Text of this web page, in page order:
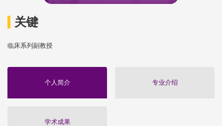
关键
临床系列副教授
个人简介 专业介绍
学术成果